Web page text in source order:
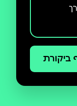
ביקורת